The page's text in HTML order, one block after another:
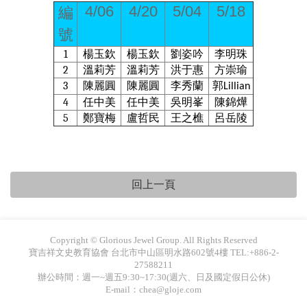
編
號
4/06 4/20 5/04 5/18
1 楊玉欽 楊玉欽 劉姿吟 李明珠
2 溫莉芳 溫莉芳 洪于惠 方崇瑜
3 陳麗圓 陳麗圓 李秀蘭 郭Lillian
4 任中美 任中美 吳明峯 陳錦燁
5 鄭寶梅 盧哲民 王之樵 呂岳陵
Copyright © Glorious Jewel Group. All Rights Reserved
寶吉祥文史教育協會 台北市中山區明水路602號4樓 TEL:+886-2-
27588211
辦公時間：週一~週五9:30~17:30(週六、日及國定假日公休)
E-mail：chea@gloje.com